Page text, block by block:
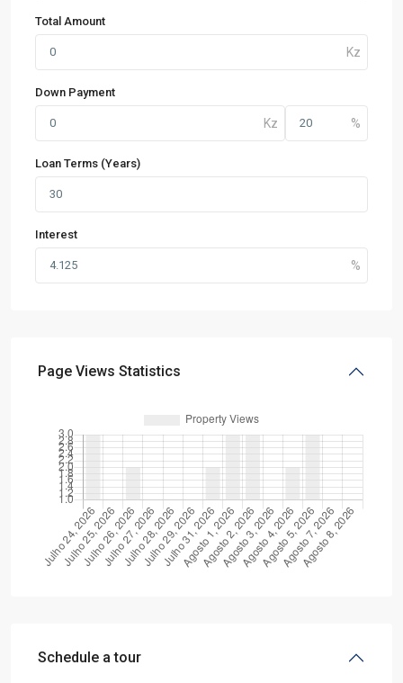
Total Amount
Down Payment
Loan Terms (Years)
Interest
Page Views Statistics
Schedule a tour